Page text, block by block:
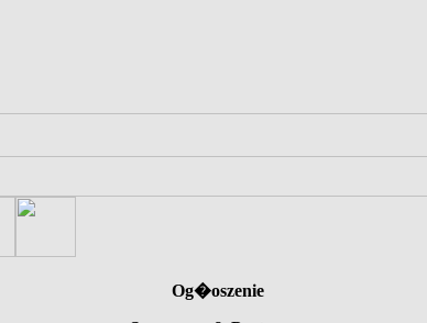
Og�oszenie